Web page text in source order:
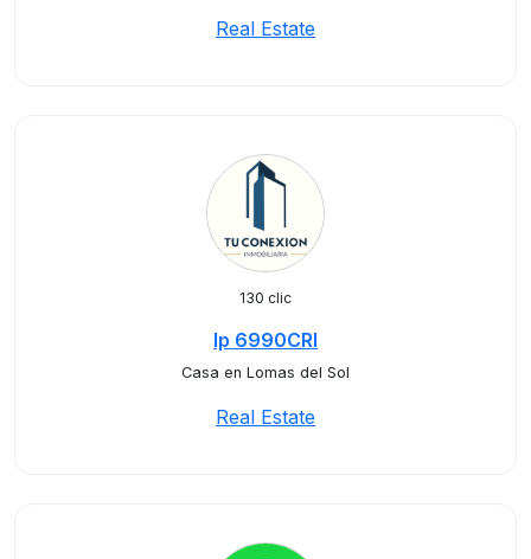
Real Estate
130 clic
lp 6990CRI
Casa en Lomas del Sol
Real Estate